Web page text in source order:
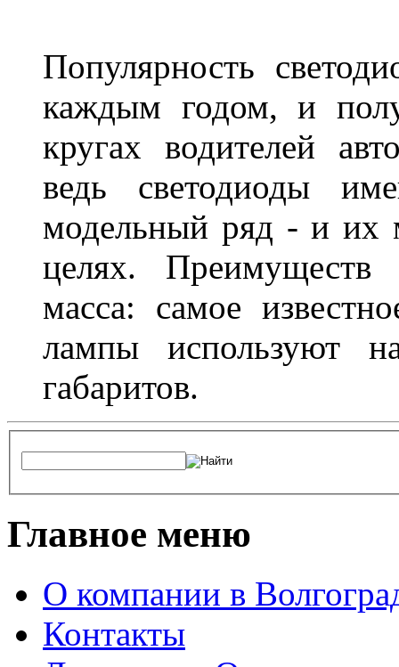
Популярность
каждым годом, и
кругах водителей
ведь светодиоды
модельный ряд - и их
целях.
масса: самое
лампы используют
габаритов.
Главное меню
О компании в
Контакты